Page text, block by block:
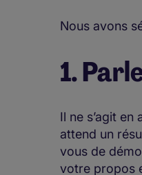
Nous avons
1.
Il ne s’agit en
attend un
vous de
votre propos